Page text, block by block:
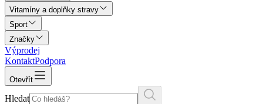
Vitamíny a doplňky stravy
Sport
Značky
Výprodej
KontaktPodpora
Otevřít
Hledat